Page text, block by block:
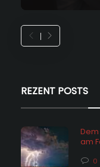
REZENT POSTS
am
0